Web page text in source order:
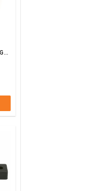
NUMMERSKYLT PLAST GUL